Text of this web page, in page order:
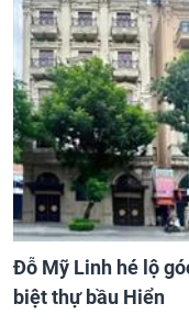
Đỗ Mỹ Linh hé lộ
biệt thự bầu Hiển